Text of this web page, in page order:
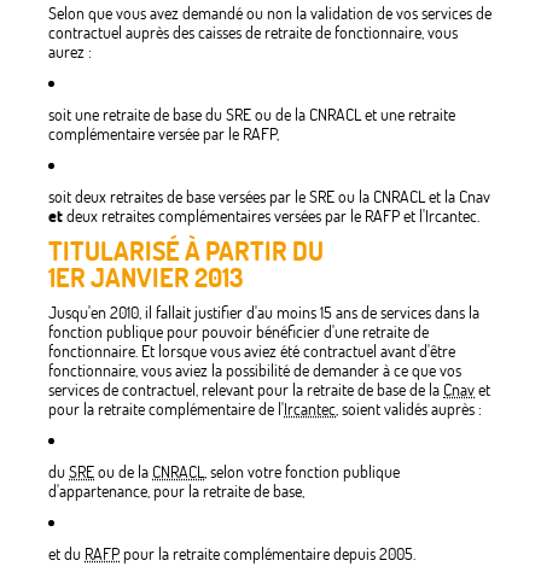
Selon que vous avez demandé ou non la validation de vos services de
contractuel auprès des caisses de retraite de fonctionnaire, vous
aurez :
soit une retraite de base du SRE ou de la CNRACL et une retraite
complémentaire versée par le RAFP,
soit deux retraites de base versées par le SRE ou la CNRACL et la Cnav
etdeux retraites complémentaires versées par le RAFP et l'Ircantec.
TITULARISÉ À PARTIR DU
1ER JANVIER 2013
Jusqu'en 2010, il fallait justifier d'au moins 15 ans de services dans la
fonction publique pour pouvoir bénéficier d'une retraite de
fonctionnaire. Et lorsque vous aviez été contractuel avant d'être
fonctionnaire, vous aviez la possibilité de demander à ce que vos
services de contractuel, relevant pour la retraite de base de la Cnavet
pour la retraite complémentaire de l'Ircantec, soient validés auprès :
duSREou de la CNRACL, selon votre fonction publique
d'appartenance, pour la retraite de base,
et du RAFPpour la retraite complémentaire depuis 2005.